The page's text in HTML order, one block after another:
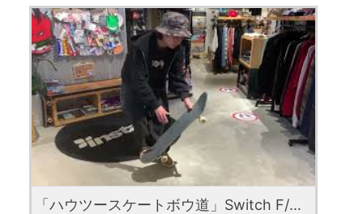
「ハウツースケートボウ道」Switch F/S Bigspin with Ryutaro Itoga